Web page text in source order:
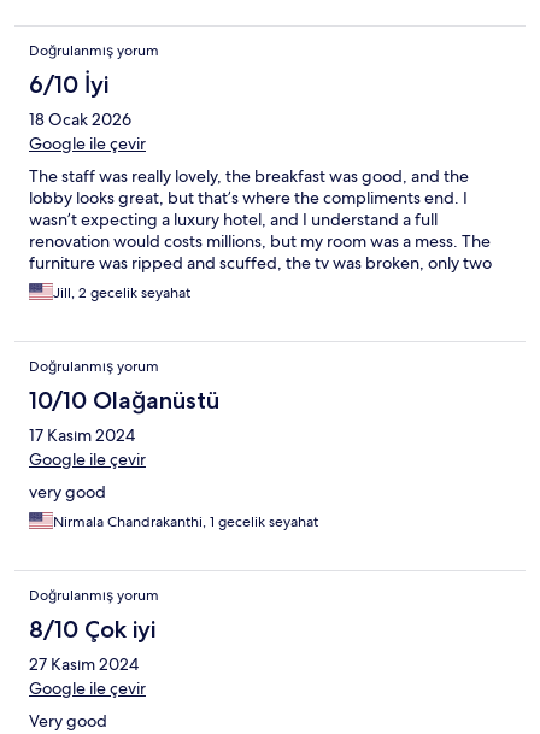
Doğrulanmış yorum
6/10 İyi
18 Ocak 2026
Google ile çevir
The staff was really lovely, the breakfast was good, and the
lobby looks great, but that’s where the compliments end. I
wasn’t expecting a luxury hotel, and I understand a full
renovation would costs millions, but my room was a mess. The
furniture was ripped and scuffed, the tv was broken, only two
outlets worked so I had to unplug and replug stuff all the time,
the teapot was dirty and missing a lid, the toilet paper holder fell
future guests manage their expectations.
Jill, 2 gecelik seyahat
Doğrulanmış yorum
10/10 Olağanüstü
17 Kasım 2024
Google ile çevir
very good
Nirmala Chandrakanthi, 1 gecelik seyahat
Doğrulanmış yorum
8/10 Çok iyi
27 Kasım 2024
Google ile çevir
Very good